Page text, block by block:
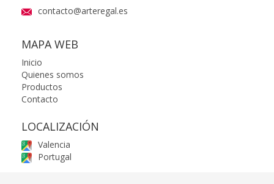
contacto@arteregal.es
MAPA WEB
Inicio
Quienes somos
Productos
Contacto
LOCALIZACIÓN
Valencia
Portugal